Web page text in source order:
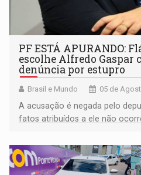
PF ESTÁ APURANDO:
escolhe Alfredo Gaspar
denúncia por estupro
Brasil e Mundo 05 de
A acusação é negada pelo
fatos atribuídos a ele não